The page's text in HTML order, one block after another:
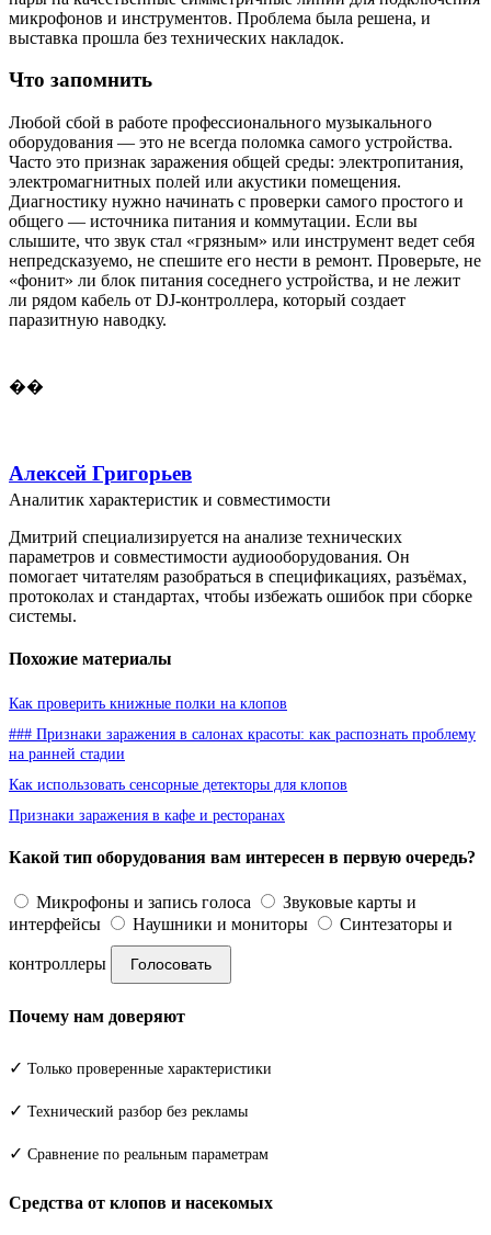
микрофонов и инструментов. Проблема была решена, и
выставка прошла без технических накладок.
Что запомнить
Любой сбой в работе профессионального музыкального
оборудования — это не всегда поломка самого устройства.
Часто это признак заражения общей среды: электропитания,
электромагнитных полей или акустики помещения.
Диагностику нужно начинать с проверки самого простого и
общего — источника питания и коммутации. Если вы
слышите, что звук стал «грязным» или инструмент ведет себя
непредсказуемо, не спешите его нести в ремонт. Проверьте, не
«фонит» ли блок питания соседнего устройства, и не лежит
ли рядом кабель от DJ-контроллера, который создает
паразитную наводку.
��
Алексей Григорьев
Аналитик характеристик и совместимости
Дмитрий специализируется на анализе технических
параметров и совместимости аудиооборудования. Он
помогает читателям разобраться в спецификациях, разъёмах,
протоколах и стандартах, чтобы избежать ошибок при сборке
системы.
Похожие материалы
Как проверить книжные полки на клопов
### Признаки заражения в салонах красоты: как распознать проблему
на ранней стадии
Как использовать сенсорные детекторы для клопов
Признаки заражения в кафе и ресторанах
Какой тип оборудования вам интересен в первую очередь?
Микрофоны и запись голоса
Звуковые карты и
интерфейсы
Наушники и мониторы Синтезаторы и
контроллеры Голосовать
Почему нам доверяют
✓ Только проверенные характеристики
✓ Технический разбор без рекламы
✓ Сравнение по реальным параметрам
Средства от клопов и насекомых